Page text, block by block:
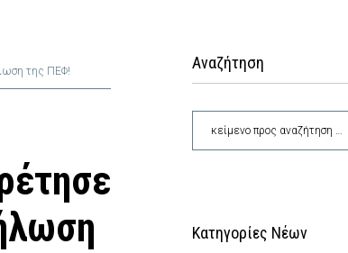
της ΠΕΦ! Αναζήτηση
Κατηγορίες Νέων